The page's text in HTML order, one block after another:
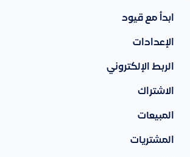
ابدأ مع قيود
الإعدادات
الربط الإلكتروني
الاشتراك
المبيعات
المشتريات